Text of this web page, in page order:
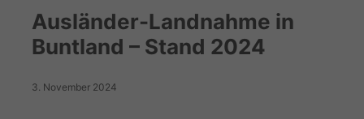
Ausländer-Landnahme in
Buntland – Stand 2024
3. November 2024